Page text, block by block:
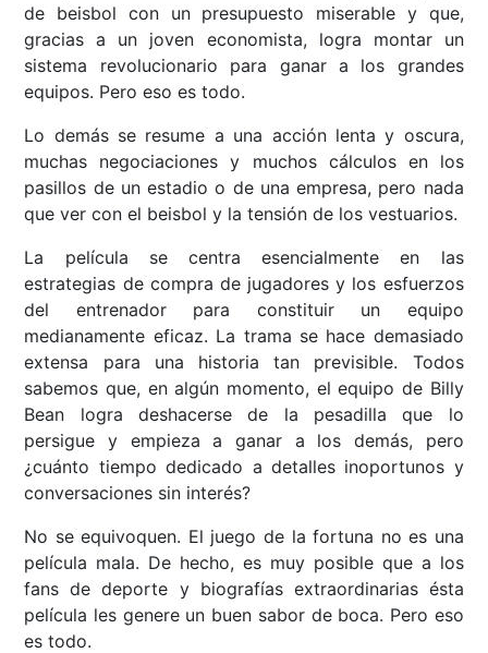
de beisbol con un presupuesto miserable y que,
gracias a un joven economista, logra montar un
sistema revolucionario para ganar a los grandes
equipos. Pero eso es todo.
Lo demás se resume a una acción lenta y oscura,
muchas negociaciones y muchos cálculos en los
pasillos de un estadio o de una empresa, pero nada
que ver con el beisbol y la tensión de los vestuarios.
La película se centra esencialmente en las
estrategias de compra de jugadores y los esfuerzos
del entrenador para constituir un equipo
medianamente eficaz. La trama se hace demasiado
extensa para una historia tan previsible. Todos
sabemos que, en algún momento, el equipo de Billy
Bean logra deshacerse de la pesadilla que lo
persigue y empieza a ganar a los demás, pero
¿cuánto tiempo dedicado a detalles inoportunos y
conversaciones sin interés?
No se equivoquen. El juego de la fortuna no es una
película mala. De hecho, es muy posible que a los
fans de deporte y biografías extraordinarias ésta
película les genere un buen sabor de boca. Pero eso
es todo.